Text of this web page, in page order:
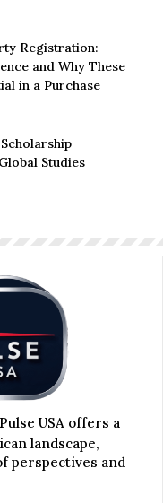
Registration:
and Why These
in a Purchase
Studies
USA offers a
landscape,
perspectives and